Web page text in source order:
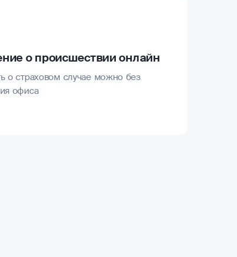
о происшествии онлайн
о страховом случае можно без
офиса